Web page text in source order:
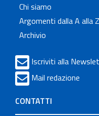
Chi siamo
Argomenti dalla A alla Z
Archivio
Iscriviti alla
Mail redazione
CONTATTI